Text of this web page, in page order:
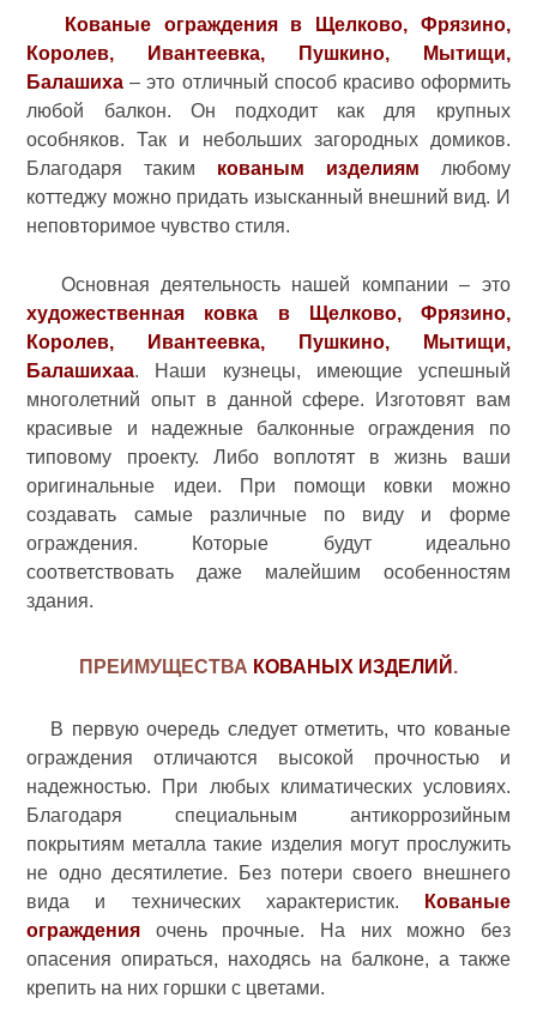
Кованые ограждения в Щелково, Фрязино,
Королев, Ивантеевка, Пушкино, Мытищи,
Балашиха – это отличный способ красиво оформить
любой балкон. Он подходит как для крупных
особняков. Так и небольших загородных домиков.
Благодаря таким кованым изделиям любому
коттеджу можно придать изысканный внешний вид. И
неповторимое чувство стиля.
Основная деятельность нашей компании – это
художественная ковка в Щелково, Фрязино,
Королев, Ивантеевка, Пушкино, Мытищи,
Балашихаа. Наши кузнецы, имеющие успешный
многолетний опыт в данной сфере. Изготовят вам
красивые и надежные балконные ограждения по
типовому проекту. Либо воплотят в жизнь ваши
оригинальные идеи. При помощи ковки можно
создавать самые различные по виду и форме
ограждения. Которые будут идеально
соответствовать даже малейшим особенностям
здания.
ПРЕИМУЩЕСТВА КОВАНЫХ ИЗДЕЛИЙ .
В первую очередь следует отметить, что кованые
ограждения отличаются высокой прочностью и
надежностью. При любых климатических условиях.
Благодаря специальным антикоррозийным
покрытиям металла такие изделия могут прослужить
не одно десятилетие. Без потери своего внешнего
вида и технических характеристик.
Кованые
ограждения очень прочные. На них можно без
опасения опираться, находясь на балконе, а также
крепить на них горшки с цветами.